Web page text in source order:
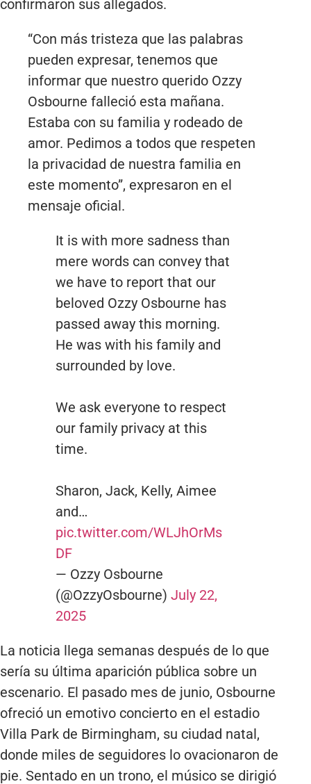
confirmaron sus allegados.
“Con más tristeza que las palabras
pueden expresar, tenemos que
informar que nuestro querido Ozzy
Osbourne falleció esta mañana.
Estaba con su familia y rodeado de
amor. Pedimos a todos que respeten
la privacidad de nuestra familia en
este momento”, expresaron en el
mensaje oficial.
It is with more sadness than
mere words can convey that
we have to report that our
beloved Ozzy Osbourne has
passed away this morning.
He was with his family and
surrounded by love.
We ask everyone to respect
our family privacy at this
time.
Sharon, Jack, Kelly, Aimee
and…
pic.twitter.com/WLJhOrMs
DF
— Ozzy Osbourne
(@OzzyOsbourne) July 22,
2025
La noticia llega semanas después de lo que
sería su última aparición pública sobre un
escenario. El pasado mes de junio, Osbourne
ofreció un emotivo concierto en el estadio
Villa Park de Birmingham, su ciudad natal,
donde miles de seguidores lo ovacionaron de
pie. Sentado en un trono, el músico se dirigió